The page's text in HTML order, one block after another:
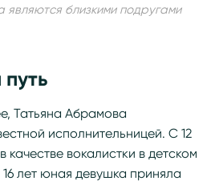
близкими подругами
Татьяна Абрамова
исполнительницей. С 12
вокалистки в детском
лет юная девушка приняла